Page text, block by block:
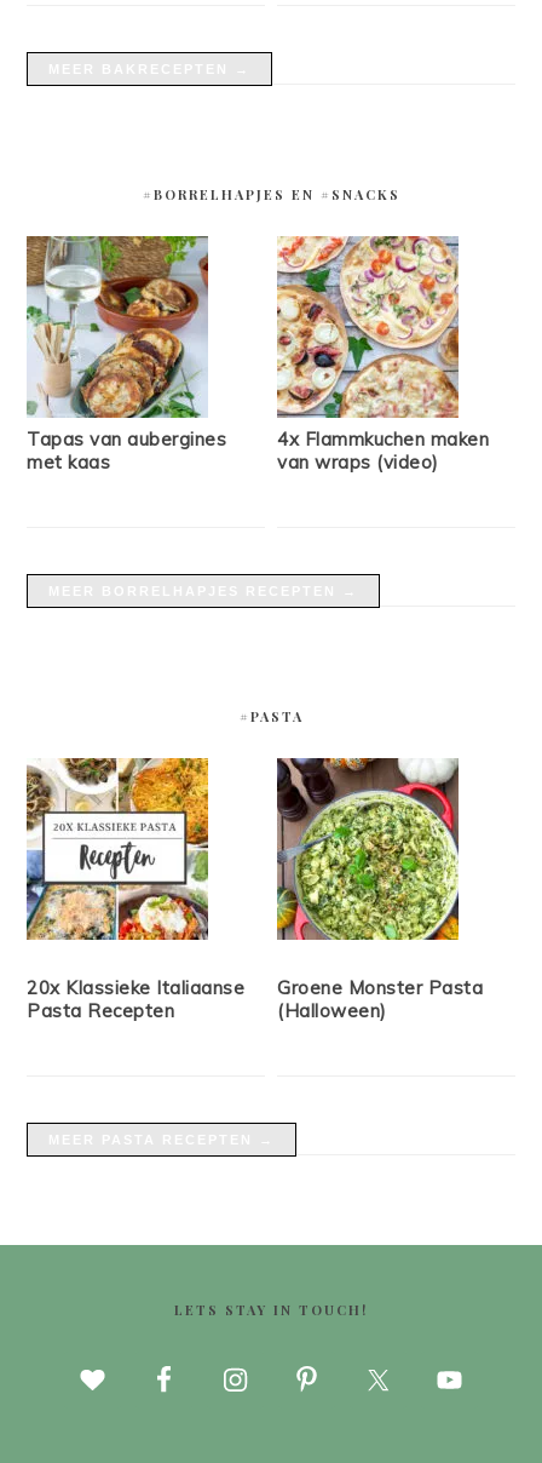
#BORRELHAPJES EN #SNACKS
Tapas van aubergines
met kaas
4x Flammkuchen maken
van wraps (video)
#PASTA
20x Klassieke Italiaanse
Pasta Recepten
Groene Monster Pasta
(Halloween)
LETS STAY IN TOUCH!